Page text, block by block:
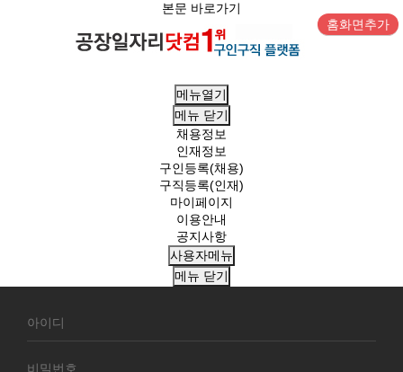
본문 바로가기
홈화면추가
메뉴열기
메뉴 닫기
채용정보
인재정보
구인등록(채용)
구직등록(인재)
마이페이지
이용안내
공지사항
사용자메뉴
메뉴 닫기
원
그